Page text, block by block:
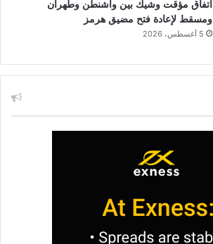
اتفاق مؤقت وشيك بين واشنطن وطهران
ومسقط لإعادة فتح مضيق هرمز
5 أغسطس، 2026